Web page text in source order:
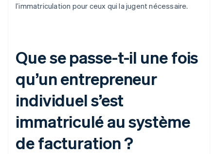
l’immatriculation pour ceux qui la jugent nécessaire.
Que se passe-t-il une fois
qu’un entrepreneur
individuel s’est
immatriculé au système
de facturation ?